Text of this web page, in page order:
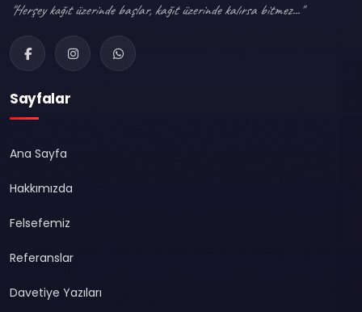
"Herşey kağıt üzerinde başlar, kağıt üzerinde kalırsa bitmez..."
Sayfalar
Ana Sayfa
Hakkımızda
Felsefemiz
Referanslar
Davetiye Yazıları